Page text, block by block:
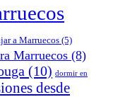
a Marruecos (5)
Marruecos (8)
(10) dormir en
desde